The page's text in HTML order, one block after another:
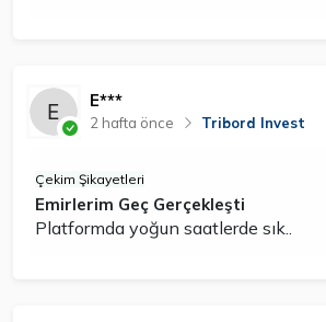
E***
2 hafta önce Tribord Invest
Çekim Şikayetleri
Emirlerim Geç Gerçekleşti
Platformda yoğun saatlerde sık..